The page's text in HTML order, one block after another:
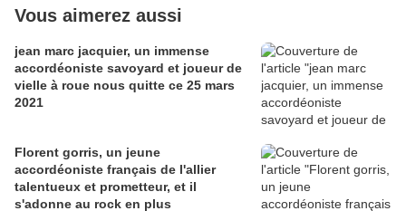
Vous aimerez aussi
jean marc jacquier, un immense
accordéoniste savoyard et joueur de
vielle à roue nous quitte ce 25 mars
2021
Florent gorris, un jeune
accordéoniste français de l'allier
talentueux et prometteur, et il
s'adonne au rock en plus